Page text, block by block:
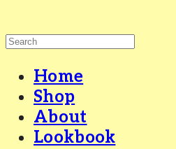
Home
Shop
About
Lookbook